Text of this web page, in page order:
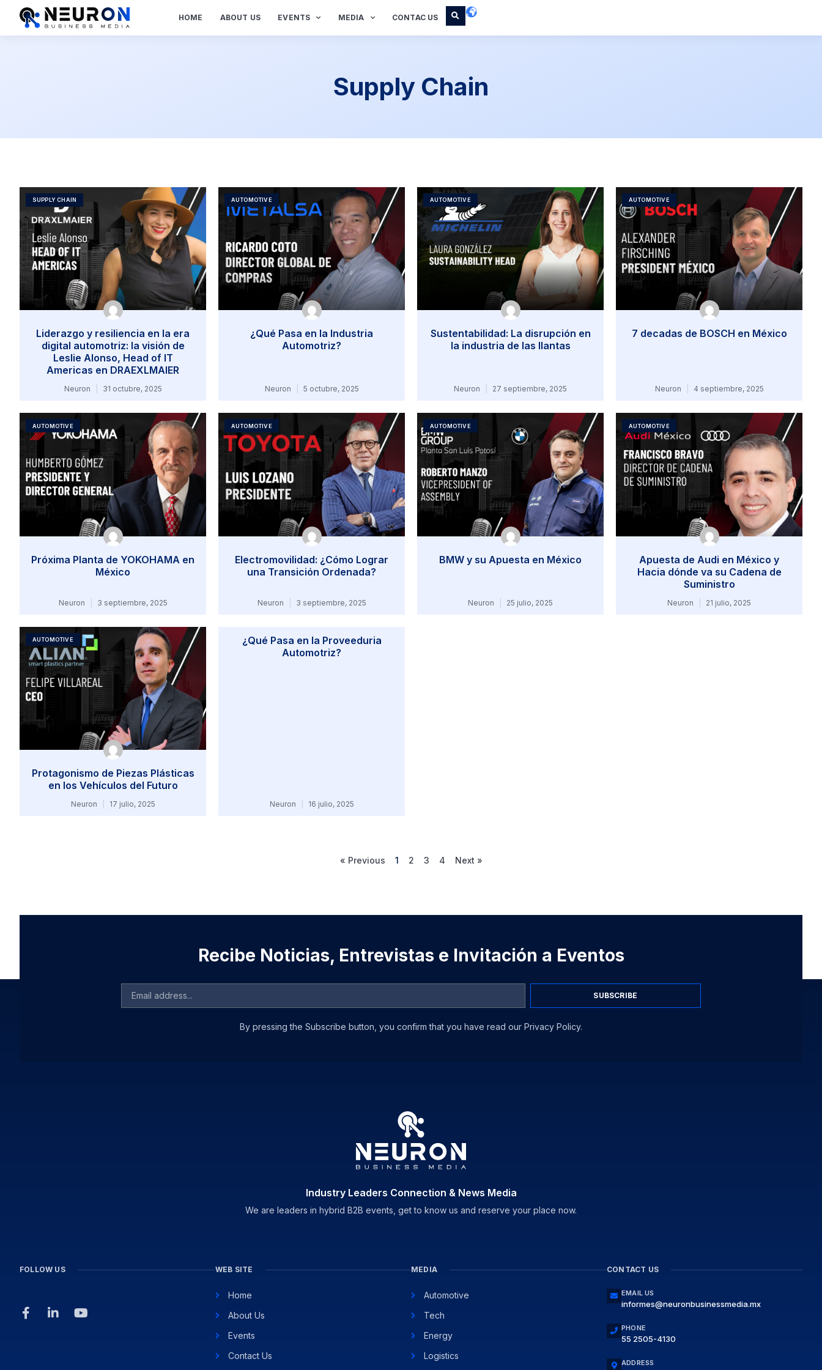
HOME ABOUT US EVENTS MEDIA CONTAC US
Supply Chain
SUPPLY CHAIN
Liderazgo y resiliencia en la era
digital automotriz: la visión de
Leslie Alonso, Head of IT
Americas en DRAEXLMAIER
Neuron 31 octubre, 2025
AUTOMOTIVE
¿Qué Pasa en la Industria
Automotriz?
Neuron 5 octubre, 2025
AUTOMOTIVE
Sustentabilidad: La disrupción en
la industria de las llantas
Neuron 27 septiembre, 2025
AUTOMOTIVE
7 decadas de BOSCH en México
Neuron 4 septiembre, 2025
AUTOMOTIVE
Próxima Planta de YOKOHAMA en
México
Neuron 3 septiembre, 2025
AUTOMOTIVE
Electromovilidad: ¿Cómo Lograr
una Transición Ordenada?
Neuron 3 septiembre, 2025
AUTOMOTIVE
BMW y su Apuesta en México
Neuron 25 julio, 2025
AUTOMOTIVE
Apuesta de Audi en México y
Hacia dónde va su Cadena de
Suministro
Neuron 21 julio, 2025
AUTOMOTIVE
Protagonismo de Piezas Plásticas
en los Vehículos del Futuro
Neuron 17 julio, 2025
¿Qué Pasa en la Proveeduria
Automotriz?
Neuron 16 julio, 2025
« Previous 1 2 3 4 Next »
Recibe Noticias, Entrevistas e Invitación a Eventos
SUBSCRIBE
By pressing the Subscribe button, you confirm that you have read our Privacy Policy.
Industry Leaders Connection & News Media
We are leaders in hybrid B2B events, get to know us and reserve your place now.
FOLLOW US WEB SITE
Home
About Us
Events
Contact Us
MEDIA
Automotive
Tech
Energy
Logistics
CONTACT US
EMAIL US
informes@neuronbusinessmedia.mx
PHONE
55 2505-4130
ADDRESS